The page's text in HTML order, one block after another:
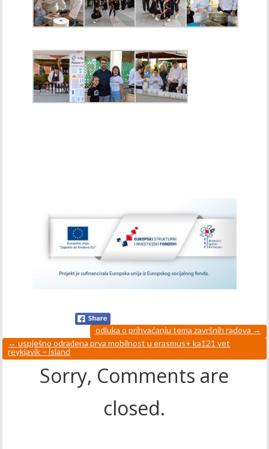
odluka o prihvaćanju tema završnih radova →
← uspješno odrađena prva mobilnost u erasmus+ ka121 vet
reykjavik – island
Sorry, Comments are
closed.